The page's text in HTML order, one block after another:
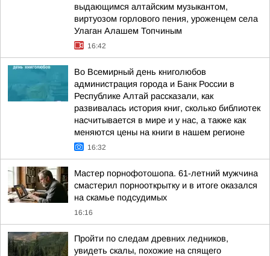
выдающимся алтайским музыкантом,
виртуозом горлового пения, уроженцем села
Улаган Алашем Топчиным
16:42
Во Всемирный день книголюбов
администрация города и Банк России в
Республике Алтай рассказали, как
развивалась история книг, сколько библиотек
насчитывается в мире и у нас, а также как
меняются цены на книги в нашем регионе
16:32
Мастер порнофотошопа. 61-летний мужчина
смастерил порнооткрытку и в итоге оказался
на скамье подсудимых
16:16
Пройти по следам древних ледников,
увидеть скалы, похожие на спящего